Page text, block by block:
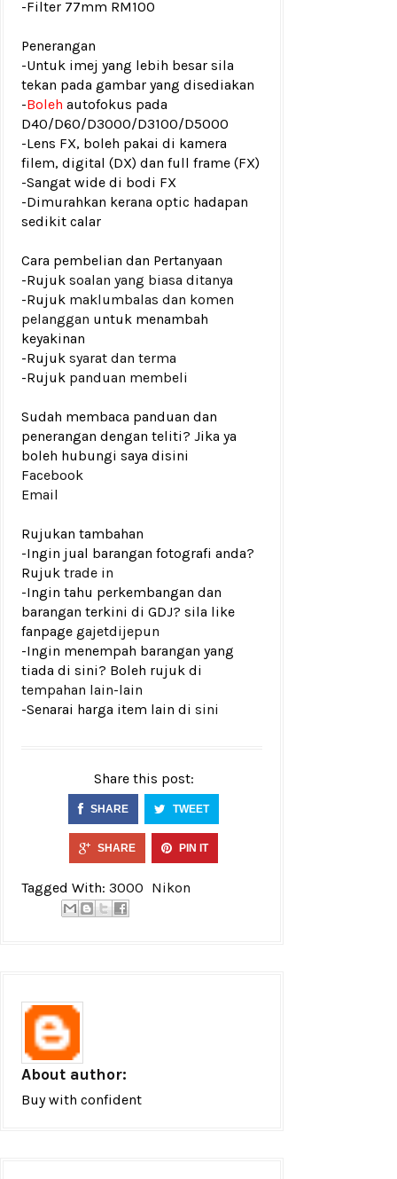
-Filter 77mm RM100
Penerangan
-Untuk imej yang lebih besar sila
tekan pada gambar yang disediakan
-Boleh autofokus pada
D40/D60/D3000/D3100/D5000
-Lens FX, boleh pakai di kamera
filem, digital (DX) dan full frame (FX)
-Sangat wide di bodi FX
-Dimurahkan kerana optic hadapan
sedikit calar
Cara pembelian dan Pertanyaan
-Rujuk soalan yang biasa ditanya
-Rujuk maklumbalas dan komen
pelanggan untuk menambah
keyakinan
-Rujuk syarat dan terma
-Rujuk panduan membeli
Sudah membaca panduan dan
penerangan dengan teliti? Jika ya
boleh hubungi saya disini
Facebook
Email
Rujukan tambahan
-Ingin jual barangan fotografi anda?
Rujuk trade in
-Ingin tahu perkembangan dan
barangan terkini di GDJ? sila like
fanpage gajetdijepun
-Ingin menempah barangan yang
tiada di sini? Boleh rujuk di
tempahan lain-lain
-Senarai harga item lain di sini
Share this post:
SHARE TWEET
SHARE PIN IT
Tagged With: 3000 Nikon
About author:
Buy with confident